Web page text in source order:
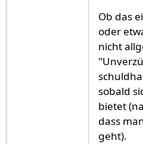
Ob das
oder
nicht
sobald
bietet
dass
geht).